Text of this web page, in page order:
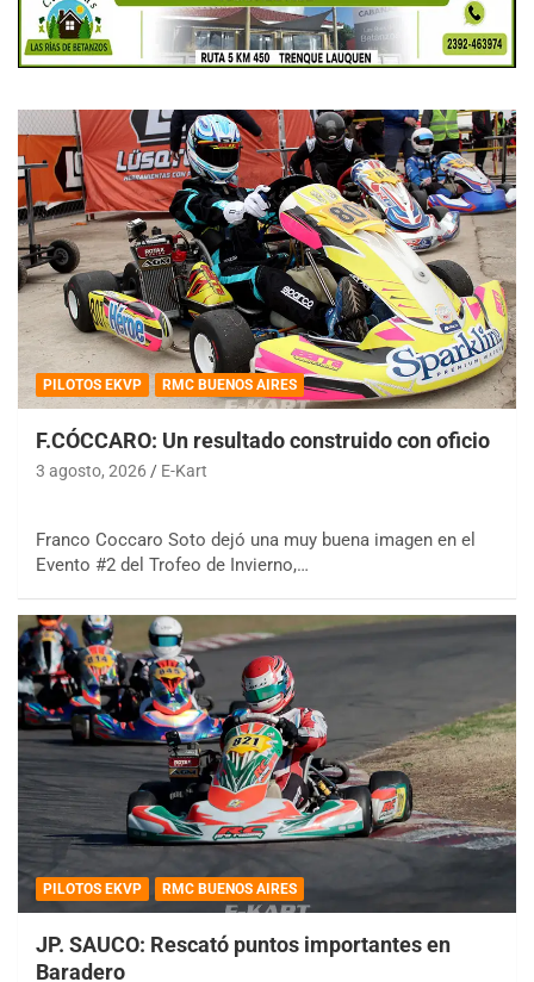
PILOTOS EKVP RMC BUENOS AIRES
F.CÓCCARO: Un resultado construido con oficio
3 agosto, 2026 E-Kart
Franco Coccaro Soto dejó una muy buena imagen en el
Evento #2 del Trofeo de Invierno,…
PILOTOS EKVP RMC BUENOS AIRES
JP. SAUCO: Rescató puntos importantes en
Baradero